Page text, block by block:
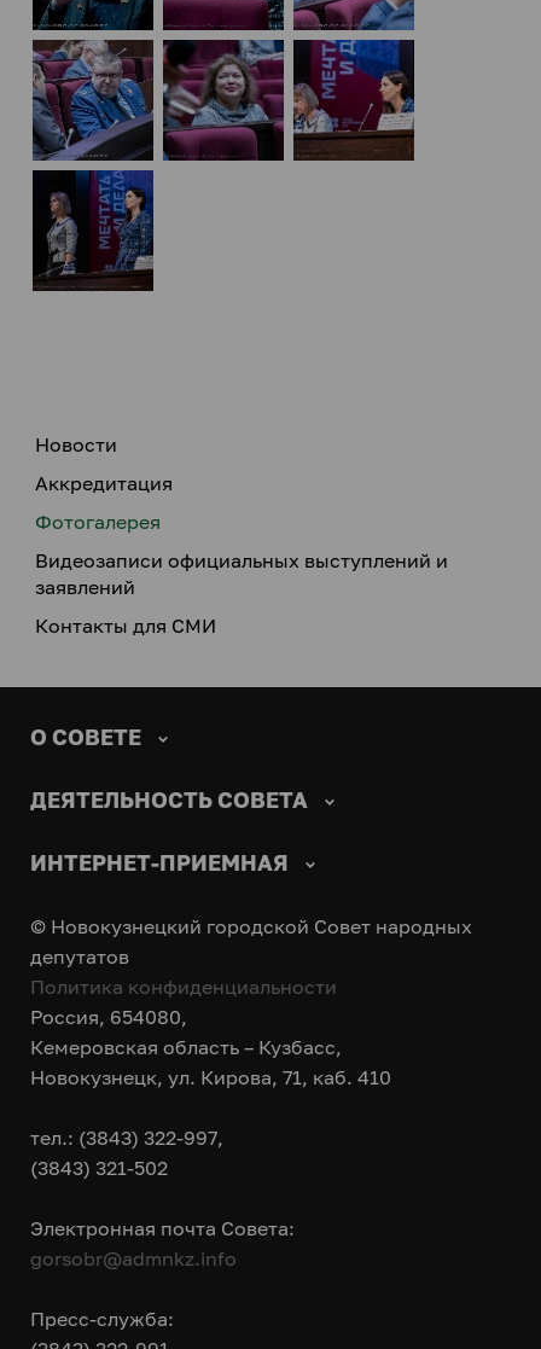
Новости
Аккредитация
Фотогалерея
Видеозаписи официальных выступлений и
заявлений
Контакты для СМИ
О СОВЕТЕ
ДЕЯТЕЛЬНОСТЬ СОВЕТА
ИНТЕРНЕТ-ПРИЕМНАЯ
© Новокузнецкий городской Совет народных
депутатов
Политика конфиденциальности
Россия, 654080,
Кемеровская область – Кузбасс,
Новокузнецк, ул. Кирова, 71, каб. 410
тел.: (3843) 322-997,
(3843) 321-502
Электронная почта Совета:
gorsobr@admnkz.info
Пресс-служба: